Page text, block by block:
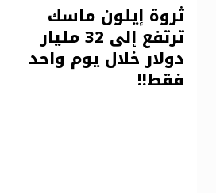
ثروة إيلون ماسك
ترتفع إلى 32 مليار
دولار خلال يوم واحد
فقط!!